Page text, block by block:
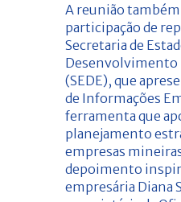
A reunião
participação de
Secretaria de
Desenvolvimento
(SEDE), que
de Informações
ferramenta que
planejamento
empresas
depoimento
empresária Diana